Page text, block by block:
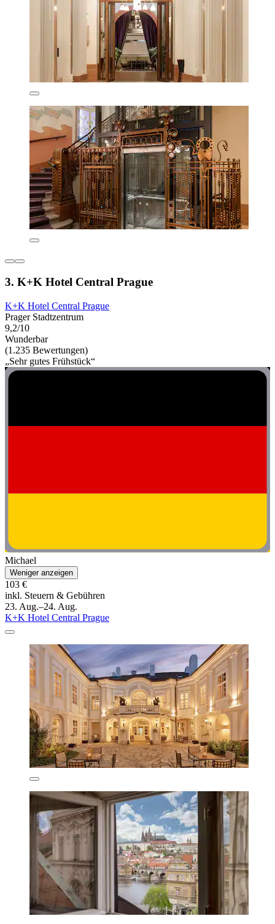
3. K+K Hotel Central Prague
K+K Hotel Central Prague
Prager Stadtzentrum
9,2/10
Wunderbar
(1.235 Bewertungen)
„Sehr gutes Frühstück“
Michael
Weniger anzeigen
103 €
inkl. Steuern & Gebühren
23. Aug.–24. Aug.
K+K Hotel Central Prague